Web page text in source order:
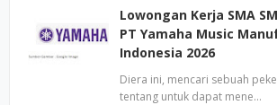
Lowongan Kerja SMA
PT Yamaha Music
Indonesia 2026
Diera ini, mencari sebuah
tentang untuk dapat mene…